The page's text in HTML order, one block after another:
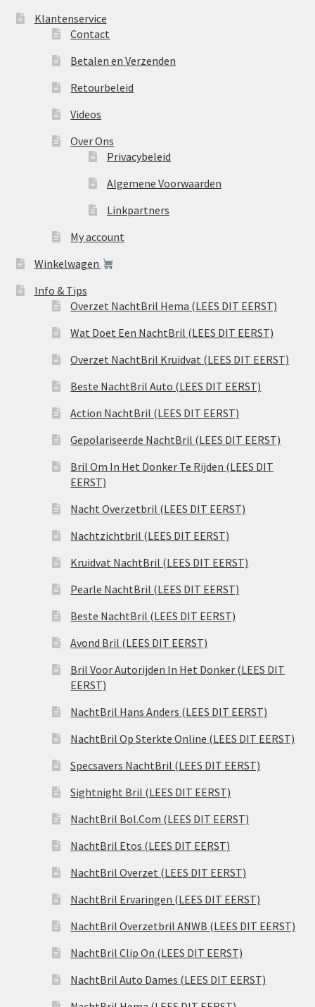
Klantenservice
Contact
Betalen en Verzenden
Retourbeleid
Videos
Over Ons
Privacybeleid
Algemene Voorwaarden
Linkpartners
My account
Winkelwagen
Info & Tips
Overzet NachtBril Hema (LEES DIT EERST)
Wat Doet Een NachtBril (LEES DIT EERST)
Overzet NachtBril Kruidvat (LEES DIT EERST)
Beste NachtBril Auto (LEES DIT EERST)
Action NachtBril (LEES DIT EERST)
Gepolariseerde NachtBril (LEES DIT EERST)
Bril Om In Het Donker Te Rijden (LEES DIT
EERST)
Nacht Overzetbril (LEES DIT EERST)
Nachtzichtbril (LEES DIT EERST)
Kruidvat NachtBril (LEES DIT EERST)
Pearle NachtBril (LEES DIT EERST)
Beste NachtBril (LEES DIT EERST)
Avond Bril (LEES DIT EERST)
Bril Voor Autorijden In Het Donker (LEES DIT
EERST)
NachtBril Hans Anders (LEES DIT EERST)
NachtBril Op Sterkte Online (LEES DIT EERST)
Specsavers NachtBril (LEES DIT EERST)
Sightnight Bril (LEES DIT EERST)
NachtBril Bol.Com (LEES DIT EERST)
NachtBril Etos (LEES DIT EERST)
NachtBril Overzet (LEES DIT EERST)
NachtBril Ervaringen (LEES DIT EERST)
NachtBril Overzetbril ANWB (LEES DIT EERST)
NachtBril Clip On (LEES DIT EERST)
NachtBril Auto Dames (LEES DIT EERST)